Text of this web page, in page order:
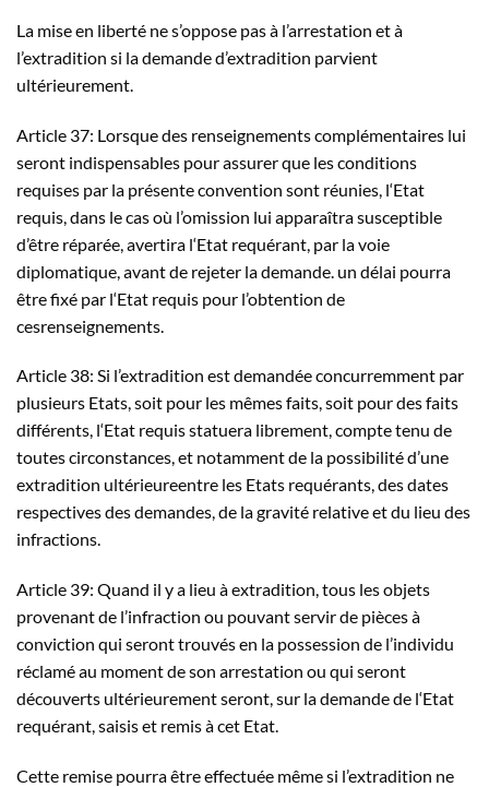
La mise en liberté ne s’oppose pas à l’arrestation et à
l’extradition si la demande d’extradition parvient
ultérieurement.
Article 37: Lorsque des renseignements complémentaires lui
seront indispensables pour assurer que les conditions
requises par la présente convention sont réunies, l‘Etat
requis, dans le cas où l’omission lui apparaîtra susceptible
d’être réparée, avertira l‘Etat requérant, par la voie
diplomatique, avant de rejeter la demande. un délai pourra
être fixé par l‘Etat requis pour l’obtention de
cesrenseignements.
Article 38: Si l’extradition est demandée concurremment par
plusieurs Etats, soit pour les mêmes faits, soit pour des faits
différents, l‘Etat requis statuera librement, compte tenu de
toutes circonstances, et notamment de la possibilité d’une
extradition ultérieureentre les Etats requérants, des dates
respectives des demandes, de la gravité relative et du lieu des
infractions.
Article 39: Quand il y a lieu à extradition, tous les objets
provenant de l’infraction ou pouvant servir de pièces à
conviction qui seront trouvés en la possession de l’individu
réclamé au moment de son arrestation ou qui seront
découverts ultérieurement seront, sur la demande de l‘Etat
requérant, saisis et remis à cet Etat.
Cette remise pourra être effectuée même si l’extradition ne